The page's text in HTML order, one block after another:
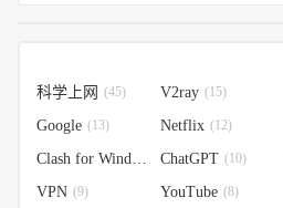
科学上网 (45) V2ray (15)
Google (13) Netflix (12)
Clash for Windows (10)
ChatGPT (10)
VPN (9) YouTube (8)